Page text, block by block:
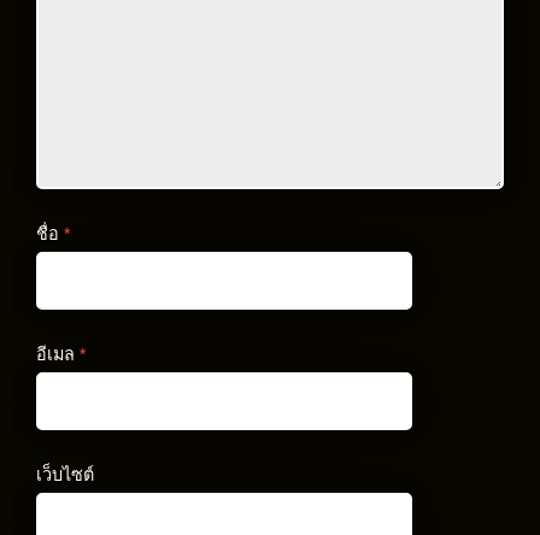
ชื่อ *
อีเมล *
เว็บไซต์